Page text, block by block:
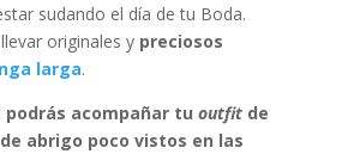
sudando el día de tu Boda.
originales y preciosos
larga.
podrás acompañar tu outfit de
abrigo poco vistos en las